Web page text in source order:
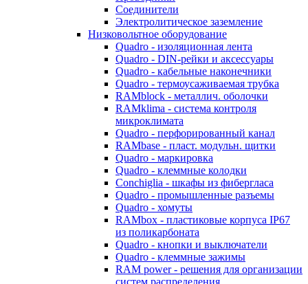
Соединители
Электролитическое заземление
Низковольтное оборудование
Quadro - изоляционная лента
Quadro - DIN-рейки и аксессуары
Quadro - кабельные наконечники
Quadro - термоусаживаемая трубка
RAMblock - металлич. оболочки
RAMklima - система контроля
микроклимата
Quadro - перфорированный канал
RAMbase - пласт. модульн. щитки
Quadro - маркировка
Quadro - клеммные колодки
Conchiglia - шкафы из фибергласа
Quadro - промышленные разъемы
Quadro - хомуты
RAMbox - пластиковые корпуса IP67
из поликарбоната
Quadro - кнопки и выключатели
Quadro - клеммные зажимы
RAM power - решения для организации
систем распределения